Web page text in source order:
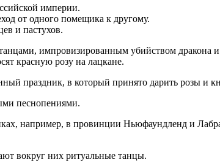
империи.
от одного помещика к другому.
и пастухов.
импровизированным убийством дракона
красную розу на лацкане.
праздник, в который принято дарить розы и
песнопениями.
например, в провинции Ньюфаундленд и
вокруг них ритуальные танцы.